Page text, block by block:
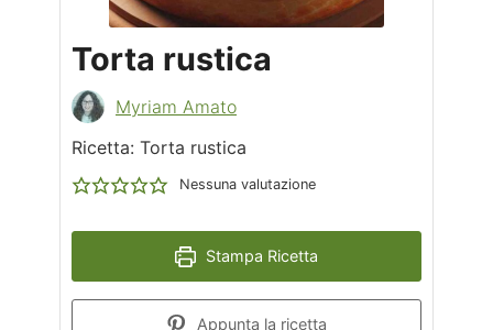
Torta rustica
Myriam Amato
Ricetta: Torta rustica
Nessuna valutazione
Stampa Ricetta
Appunta la ricetta